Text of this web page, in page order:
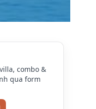
combo &
qua form